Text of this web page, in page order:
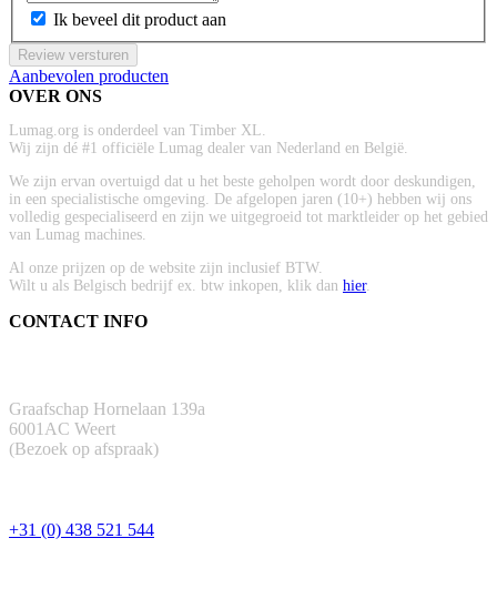
Ik beveel dit product aan
Review versturen
Aanbevolen producten
OVER ONS
Lumag.org is onderdeel van Timber XL.
Wij zijn dé #1 officiële Lumag dealer van Nederland en België.
We zijn ervan overtuigd dat u het beste geholpen wordt door deskundigen,
in een specialistische omgeving. De afgelopen jaren (10+) hebben wij ons
volledig gespecialiseerd en zijn we uitgegroeid tot marktleider op het gebied
van Lumag machines.
Al onze prijzen op de website zijn inclusief BTW.
Wilt u als Belgisch bedrijf ex. btw inkopen, klik dan hier.
CONTACT INFO
Graafschap Hornelaan 139a
6001AC Weert
(Bezoek op afspraak)
+31 (0) 438 521 544